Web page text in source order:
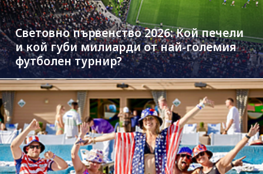
Световно първенство 2026: Кой печели
и кой губи милиарди от най-големия
футболен турнир?